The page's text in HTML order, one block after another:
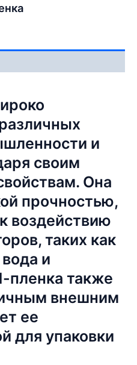
и
своим
Она
прочностью,
воздействию
таких как
и
пленка также
внешним
ее
для упаковки